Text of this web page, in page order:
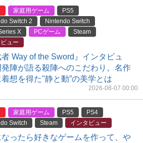
家庭用ゲーム
PS5
Switch 2
Nintendo Switch
X
PCゲーム
Steam
ュー
者 Way of the Sword』インタビュ
発陣が語る殺陣へのこだわり。名作
想を得た"静と動”の美学とは
2026-08-07 00:00
家庭用ゲーム PS5
PS4
Switch
Steam インタビュー
ったら好きなゲームを作って、や